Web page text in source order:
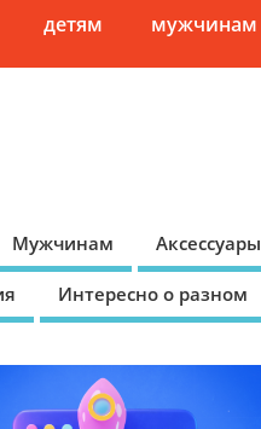
детям мужчинам
Мужчинам Аксессуары
Интересно о разном